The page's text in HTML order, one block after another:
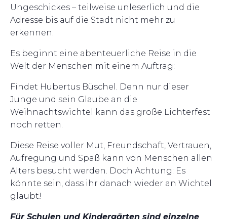
Ungeschickes – teilweise unleserlich und die
Adresse bis auf die Stadt nicht mehr zu
erkennen.
Es beginnt eine abenteuerliche Reise in die
Welt der Menschen mit einem Auftrag:
Findet Hubertus Büschel. Denn nur dieser
Junge und sein Glaube an die
Weihnachtswichtel kann das große Lichterfest
noch retten.
Diese Reise voller Mut, Freundschaft, Vertrauen,
Aufregung und Spaß kann von Menschen allen
Alters besucht werden. Doch Achtung: Es
könnte sein, dass ihr danach wieder an Wichtel
glaubt!
Für Schulen und Kindergärten sind einzelne